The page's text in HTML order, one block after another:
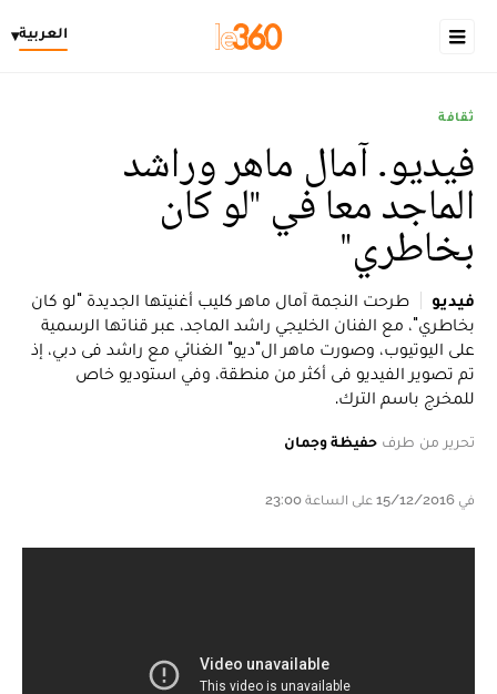
العربية▾
ثقافة
فيديو. آمال ماهر وراشد
الماجد معا في "لو كان
بخاطري"
فيديو
طرحت النجمة آمال ماهر كليب أغنيتها الجديدة "لو كان
بخاطري"، مع الفنان الخليجي راشد الماجد، عبر قناتها الرسمية
على اليوتيوب، وصورت ماهر ال"ديو" الغنائي مع راشد فى دبي، إذ
تم تصوير الفيديو فى أكثر من منطقة، وفي استوديو خاص
للمخرج باسم الترك.
تحرير من طرف حفيظة وجمان
في 15/12/2016 على الساعة 23:00